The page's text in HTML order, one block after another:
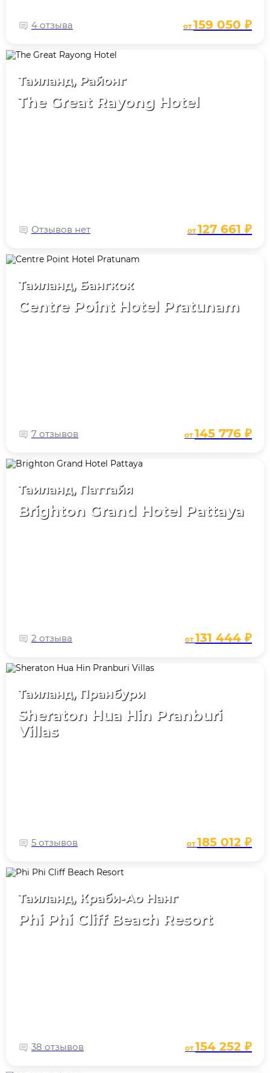
4 отзыва от159 050 ₽
Таиланд, Районг
The Great Rayong Hotel
Отзывов нет от127 661 ₽
Таиланд, Бангкок
Centre Point Hotel Pratunam
7 отзывов от145 776 ₽
Таиланд, Паттайя
Brighton Grand Hotel Pattaya
2 отзыва от131 444 ₽
Таиланд, Пранбури
Sheraton Hua Hin Pranburi
Villas
5 отзывов от185 012 ₽
Таиланд, Краби-Ао Нанг
Phi Phi Cliff Beach Resort
38 отзывов от154 252 ₽